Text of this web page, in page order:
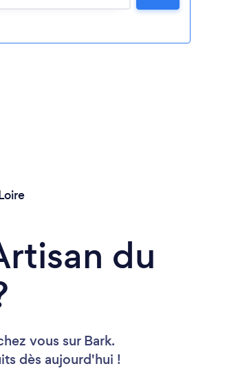
du
vous sur Bark.
dès aujourd'hui !